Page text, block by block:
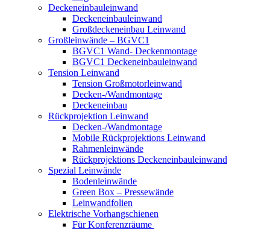
Deckeneinbauleinwand
Deckeneinbauleinwand
Großdeckeneinbau Leinwand
Großleinwände – BGVC1
BGVC1 Wand- Deckenmontage
BGVC1 Deckeneinbauleinwand
Tension Leinwand
Tension Großmotorleinwand
Decken-/Wandmontage
Deckeneinbau
Rückprojektion Leinwand
Decken-/Wandmontage
Mobile Rückprojektions Leinwand
Rahmenleinwände
Rückprojektions Deckeneinbauleinwand
Spezial Leinwände
Bodenleinwände
Green Box – Pressewände
Leinwandfolien
Elektrische Vorhangschienen
Für Konferenzräume